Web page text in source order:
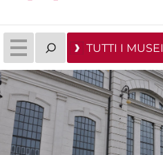
TUTTI I MUSEI